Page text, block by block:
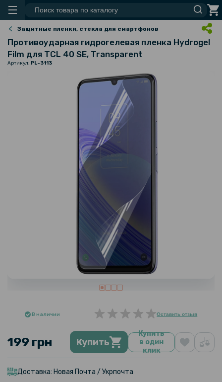
Защитные пленки, стекла для смартфонов
Противоударная гидрогелевая пленка Hydrogel
Film для TCL 40 SE, Transparent
Артикул: PL-3113
В наличии Оставить отзыв
199 грн Купить
Купить
в один
клик
Доставка: Новая Почта / Укрпочта